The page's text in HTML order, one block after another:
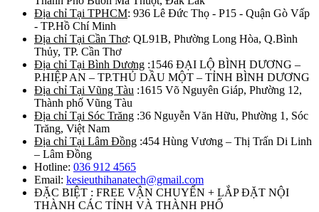
Địa chỉ Tại TPHCM: 936 Lê Đức Thọ - P15 - Quận Gò Vấp
- TP.Hồ Chí Minh
Địa chỉ Tại Cần Thơ: QL91B, Phường Long Hòa, Q.Bình
Thủy, TP. Cần Thơ
Địa chỉ Tại Bình Dương :1546 ĐẠI LỘ BÌNH DƯƠNG –
P.HIỆP AN – TP.THỦ DẦU MỘT – TỈNH BÌNH DƯƠNG
Địa chỉ Tại Vũng Tàu :1615 Võ Nguyên Giáp, Phường 12,
Thành phố Vũng Tàu
Địa chỉ Tại Sóc Trăng :36 Nguyễn Văn Hữu, Phường 1, Sóc
Trăng, Việt Nam
Địa chỉ Tại Lâm Đồng :454 Hùng Vương – Thị Trấn Di Linh
– Lâm Đồng
Hotline: 036 912 4565
Email: kesieuthihanatech@gmail.com
ĐẶC BIỆT : FREE VẬN CHUYỂN + LẮP ĐẶT NỘI
THÀNH CÁC TỈNH VÀ THÀNH PHỐ